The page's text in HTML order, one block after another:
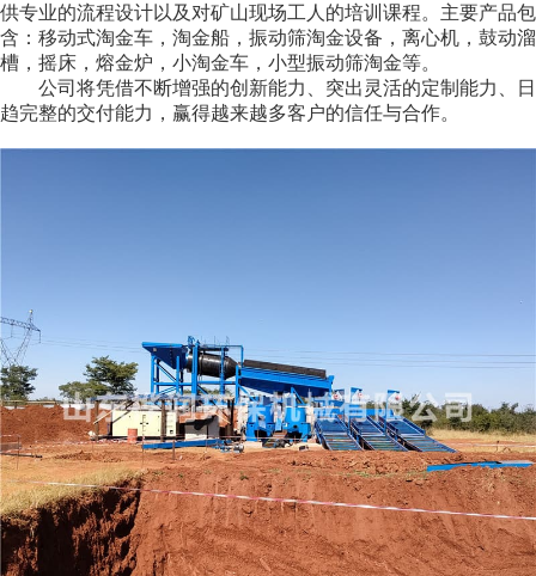
供专业的流程设计以及对矿山现场工人的培训课程。主要产品包
含：移动式淘金车，淘金船，振动筛淘金设备，离心机，鼓动溜
槽，摇床，熔金炉，小淘金车，小型振动筛淘金等。
公司将凭借不断增强的创新能力、突出灵活的定制能力、日
趋完整的交付能力，赢得越来越多客户的信任与合作。